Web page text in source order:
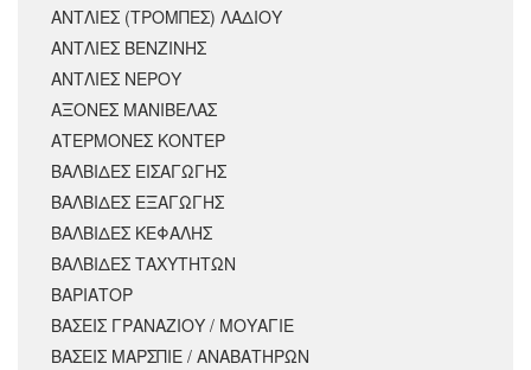
ΑΝΤΛΙΕΣ (ΤΡΟΜΠΕΣ) ΛΑΔΙΟΥ
ΑΝΤΛΙΕΣ ΒΕΝΖΙΝΗΣ
ΑΝΤΛΙΕΣ ΝΕΡΟΥ
ΑΞΟΝΕΣ ΜΑΝΙΒΕΛΑΣ
ΑΤΕΡΜΟΝΕΣ ΚΟΝΤΕΡ
ΒΑΛΒΙΔΕΣ ΕΙΣΑΓΩΓΗΣ
ΒΑΛΒΙΔΕΣ ΕΞΑΓΩΓΗΣ
ΒΑΛΒΙΔΕΣ ΚΕΦΑΛΗΣ
ΒΑΛΒΙΔΕΣ ΤΑΧΥΤΗΤΩΝ
ΒΑΡΙΑΤΟΡ
ΒΑΣΕΙΣ ΓΡΑΝΑΖΙΟΥ / ΜΟΥΑΓΙΕ
ΒΑΣΕΙΣ ΜΑΡΣΠΙΕ / ΑΝΑΒΑΤΗΡΩΝ